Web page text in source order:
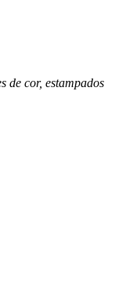
de cor, estampados